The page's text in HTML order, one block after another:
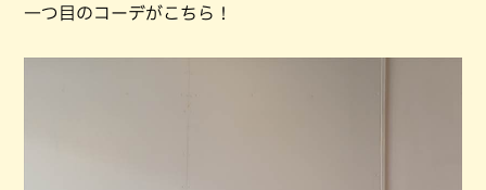
一つ目のコーデがこちら！